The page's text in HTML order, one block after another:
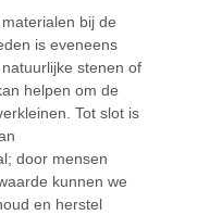
bij de
is eveneens
stenen of
helpen om de
Tot slot is
door mensen
kunnen we
en herstel